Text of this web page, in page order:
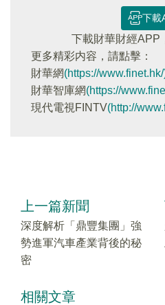
下載
下載財華財經APP
更多精彩内容，請點擊：
財華網(https://
財華智庫網(https://
現代電視FINTV(http://
上一篇新聞
深度解析「鼎豐集團」強
勢進軍汽車產業背後的秘
密
相關文章